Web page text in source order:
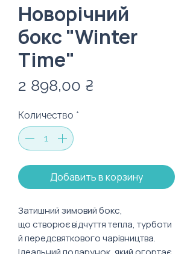
Новорічний
бокс "Winter
Time"
2 898,00 ₴
Количество *
Добавить в корзину
Затишний зимовий бокс,
що створює відчуття тепла, турботи
й передсвяткового чарівництва.